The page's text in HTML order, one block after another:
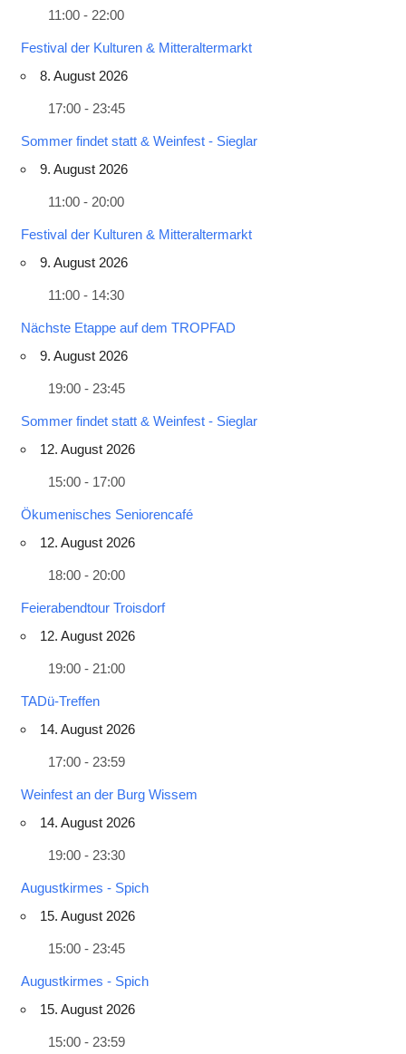
11:00 - 22:00
Festival der Kulturen & Mitteraltermarkt
8. August 2026
17:00 - 23:45
Sommer findet statt & Weinfest - Sieglar
9. August 2026
11:00 - 20:00
Festival der Kulturen & Mitteraltermarkt
9. August 2026
11:00 - 14:30
Nächste Etappe auf dem TROPFAD
9. August 2026
19:00 - 23:45
Sommer findet statt & Weinfest - Sieglar
12. August 2026
15:00 - 17:00
Ökumenisches Seniorencafé
12. August 2026
18:00 - 20:00
Feierabendtour Troisdorf
12. August 2026
19:00 - 21:00
TADü-Treffen
14. August 2026
17:00 - 23:59
Weinfest an der Burg Wissem
14. August 2026
19:00 - 23:30
Augustkirmes - Spich
15. August 2026
15:00 - 23:45
Augustkirmes - Spich
15. August 2026
15:00 - 23:59